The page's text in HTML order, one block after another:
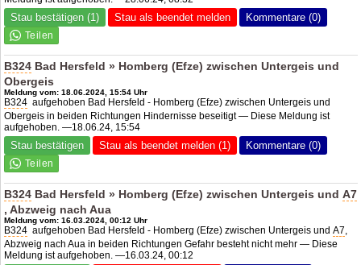
Stau bestätigen (1) Stau als beendet melden Kommentare (0)
B324 Bad Hersfeld » Homberg (Efze) zwischen Untergeis und
Obergeis
Meldung vom: 18.06.2024, 15:54 Uhr
B324 aufgehoben Bad Hersfeld - Homberg (Efze) zwischen Untergeis und
Obergeis in beiden Richtungen Hindernisse beseitigt — Diese Meldung ist
aufgehoben. —18.06.24, 15:54
Stau bestätigen Stau als beendet melden (1) Kommentare (0)
B324 Bad Hersfeld » Homberg (Efze) zwischen Untergeis undA7
, Abzweig nach Aua
Meldung vom: 16.03.2024, 00:12 Uhr
B324 aufgehoben Bad Hersfeld - Homberg (Efze) zwischen Untergeis undA7,
Abzweig nach Aua in beiden Richtungen Gefahr besteht nicht mehr — Diese
Meldung ist aufgehoben. —16.03.24, 00:12